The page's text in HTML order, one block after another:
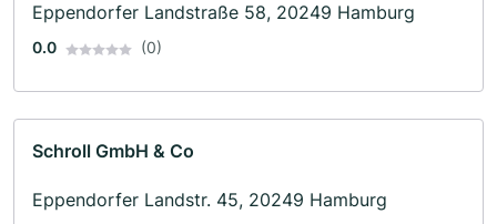
Eppendorfer Landstraße 58, 20249 Hamburg
0.0 (0)
Schroll GmbH & Co
Eppendorfer Landstr. 45, 20249 Hamburg